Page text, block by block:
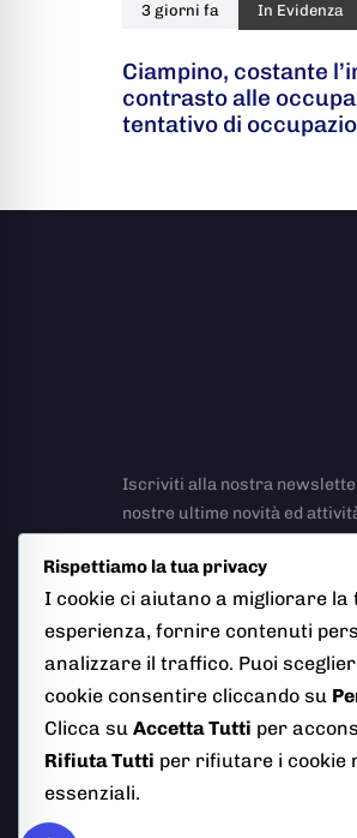
3 giorni fa In Evidenza
Ciampino, costante
contrasto alle
tentativo di
Iscriviti alla nostra
nostre ultime novità ed
Richiesta Rapporto
Rispettiamo la tua privacy
I cookie ci aiutano a migliorare la
esperienza, fornire contenuti
analizzare il traffico. Puoi
cookie consentire cliccando su
Clicca su Accetta Tutti per
Rifiuta Tutti per rifiutare i cookie
essenziali.